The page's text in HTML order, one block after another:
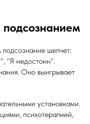
шепчет:
"Я недостоин".
Оно выигрывает
установками.
психотерапией,